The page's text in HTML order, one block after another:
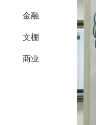
金融
文棚
商业